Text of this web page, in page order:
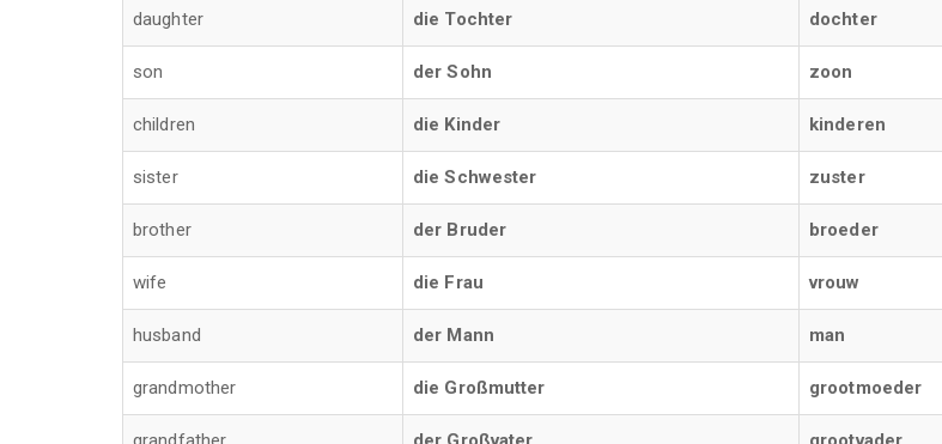
daughter die Tochter dochter
son der Sohn zoon
children die Kinder kinderen
sister die Schwester zuster
brother der Bruder broeder
wife die Frau vrouw
husband der Mann man
grandmother die Großmutter grootmoeder